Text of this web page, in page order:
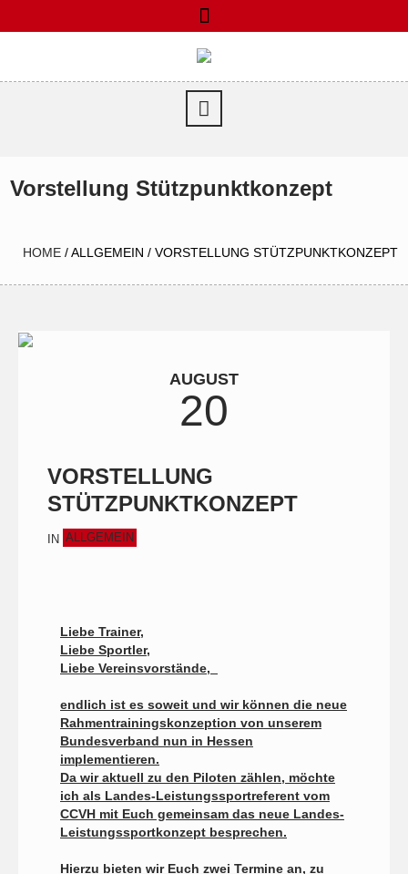
Vorstellung Stützpunktkonzept
HOME /ALLGEMEIN / VORSTELLUNG STÜTZPUNKTKONZEPT
AUGUST
20
VORSTELLUNG
STÜTZPUNKTKONZEPT
IN ALLGEMEIN
Liebe Trainer,
Liebe Sportler,
Liebe Vereinsvorstände,
endlich ist es soweit und wir können die neue
Rahmentrainingskonzeption von unserem
Bundesverband nun in Hessen
implementieren.
Da wir aktuell zu den Piloten zählen, möchte
ich als Landes-Leistungssportreferent vom
CCVH mit Euch gemeinsam das neue Landes-
Leistungssportkonzept besprechen.
Hierzu bieten wir Euch zwei Termine an, zu